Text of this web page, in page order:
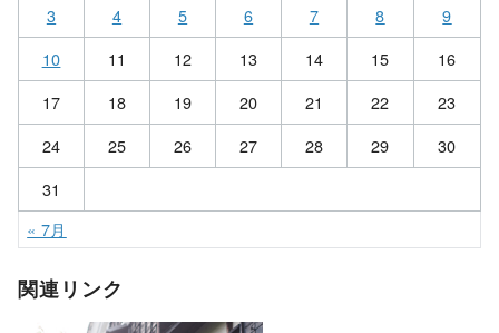
3
4 5 6 7 8
9
10
11 12 13 14 15
16
17
18 19 20 21 22
23
24
25 26 27 28 29
30
31
« 7月
関連リンク